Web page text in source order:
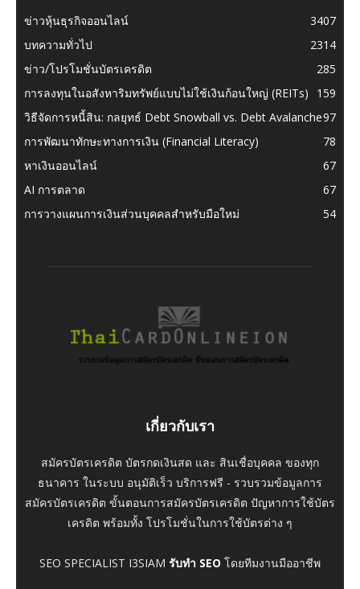
ข่าวหุ้นธุรกิจออนไลน์
3407
บทความทั่วไป
2314
ข่าว/โปรโมชั่นบัตรเครดิต
285
การลงทุนในอสังหาริมทรัพย์แบบไม่ใช้เงินก้อนใหญ่ (REITs)
159
วิธีจัดการหนี้สิน: กลยุทธ์ Debt Snowball vs. Debt Avalanche97
การพัฒนาทักษะทางการเงิน (Financial Literacy)
78
หาเงินออนไลน์
67
AI การตลาด
67
การวางแผนการเงินส่วนบุคคลสำหรับมือใหม่
54
เกี่ยวกับเรา
สมัครบัตรเครดิต บัตรกดเงินสด และ สินเชื่อบุคคล ของทุก
ธนาคาร ในระบบ อนุมัติเร็ว บริการฟรี - รวบรวมข้อมูลการ
สมัครบัตรเครดิต ขั้นตอนการสมัครบัตรเครดิต ปัญหาการใช้บัตร
เครดิต พร้อมทั้ง โปรโมชั่นในการใช้บัตรต่าง ๆ
SEO SPECIALIST I3SIAM รับทำ SEO โดยทีมงานมืออาชีพ